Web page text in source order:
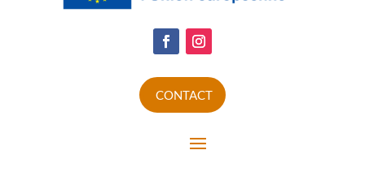
CONTACT